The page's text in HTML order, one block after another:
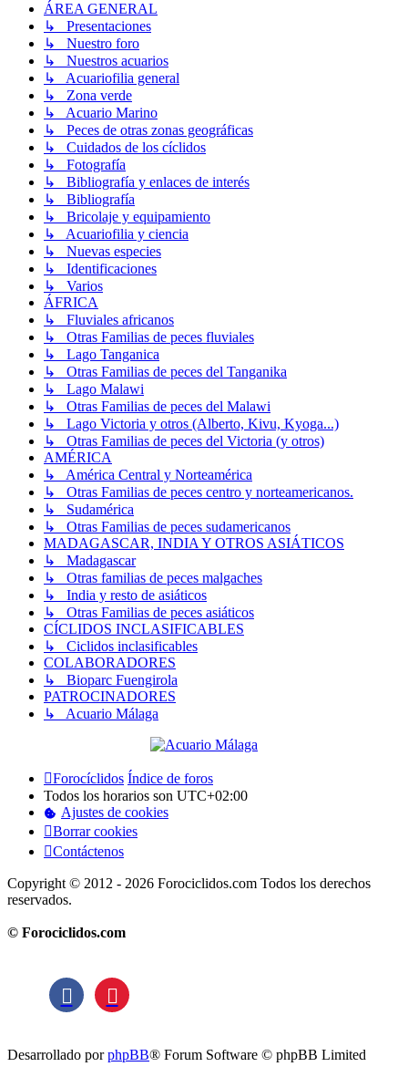
ÁREA GENERAL
↳ Presentaciones
↳ Nuestro foro
↳ Nuestros acuarios
↳ Acuariofilia general
↳ Zona verde
↳ Acuario Marino
↳ Peces de otras zonas geográficas
↳ Cuidados de los cíclidos
↳ Fotografía
↳ Bibliografía y enlaces de interés
↳ Bibliografía
↳ Bricolaje y equipamiento
↳ Acuariofilia y ciencia
↳ Nuevas especies
↳ Identificaciones
↳ Varios
ÁFRICA
↳ Fluviales africanos
↳ Otras Familias de peces fluviales
↳ Lago Tanganica
↳ Otras Familias de peces del Tanganika
↳ Lago Malawi
↳ Otras Familias de peces del Malawi
↳ Lago Victoria y otros (Alberto, Kivu, Kyoga...)
↳ Otras Familias de peces del Victoria (y otros)
AMÉRICA
↳ América Central y Norteamérica
↳ Otras Familias de peces centro y norteamericanos.
↳ Sudamérica
↳ Otras Familias de peces sudamericanos
MADAGASCAR, INDIA Y OTROS ASIÁTICOS
↳ Madagascar
↳ Otras familias de peces malgaches
↳ India y resto de asiáticos
↳ Otras Familias de peces asiáticos
CÍCLIDOS INCLASIFICABLES
↳ Ciclidos inclasificables
COLABORADORES
↳ Bioparc Fuengirola
PATROCINADORES
↳ Acuario Málaga
Forocíclidos Índice de foros
Todos los horarios son UTC+02:00
Ajustes de cookies
Borrar cookies
Contáctenos
Copyright © 2012 - 2026 Forociclidos.com Todos los derechos
reservados.
© Forociclidos.com
Desarrollado porphpBB® Forum Software © phpBB Limited